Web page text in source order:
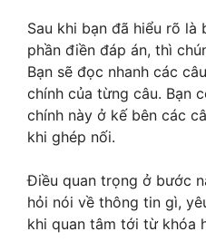
Sau khi bạn đã hiểu rõ
phần điền đáp án, thì
Bạn sẽ đọc nhanh các
chính của từng câu. Bạn
chính này ở kế bên các
khi ghép nối.
Điều quan trọng ở bước
hỏi nói về thông tin gì,
khi quan tâm tới từ khóa